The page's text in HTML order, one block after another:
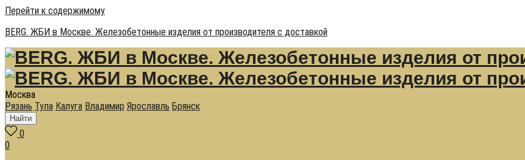
Перейти к содержимому
BERG. ЖБИ в Москве. Железобетонные изделия от производителя с доставкой
Москва
Рязань Тула Калуга Владимир Ярославль Брянск
Найти
0
0